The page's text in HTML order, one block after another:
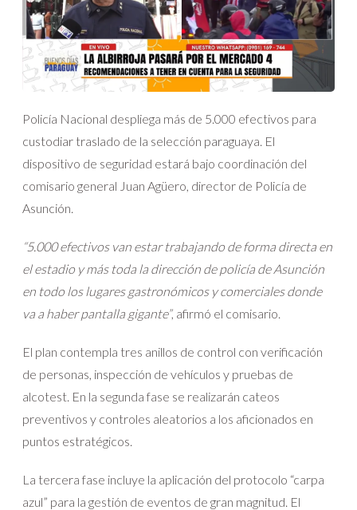
Policía Nacional despliega más de 5.000 efectivos para
custodiar traslado de la selección paraguaya. El
dispositivo de seguridad estará bajo coordinación del
comisario general Juan Agüero, director de Policía de
Asunción.
“5.000 efectivos van estar trabajando de forma directa en
el estadio y más toda la dirección de policía de Asunción
en todo los lugares gastronómicos y comerciales donde
va a haber pantalla gigante”, afirmó el comisario.
El plan contempla tres anillos de control con verificación
de personas, inspección de vehículos y pruebas de
alcotest. En la segunda fase se realizarán cateos
preventivos y controles aleatorios a los aficionados en
puntos estratégicos.
La tercera fase incluye la aplicación del protocolo “carpa
azul” para la gestión de eventos de gran magnitud. El